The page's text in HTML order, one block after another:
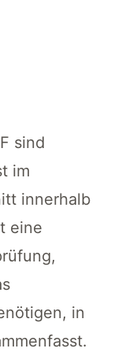
sind
im
innerhalb
eine
in